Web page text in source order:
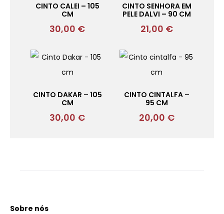
CINTO CALEI – 105
CM
30,00 €
CINTO SENHORA EM
PELE DALVI – 90 CM
21,00 €
CINTO DAKAR – 105
CM
30,00 €
CINTO CINTALFA –
95 CM
20,00 €
Sobre nós